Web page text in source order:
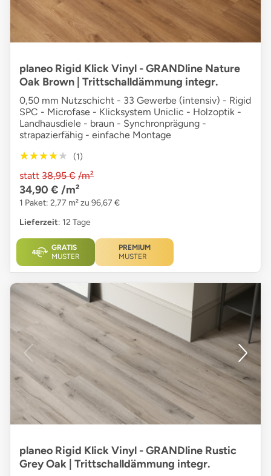
planeo Rigid Klick Vinyl - GRANDline Nature
Oak Brown | Trittschalldämmung integr.
0,50 mm Nutzschicht - 33 Gewerbe (intensiv) - Rigid
SPC - Microfase - Klicksystem Uniclic - Holzoptik -
Landhausdiele - braun - Synchronprägung -
strapazierfähig - einfache Montage
★★★★★
★★★★★ (1)
statt 38,95 € /m²
34,90 € /m²
1 Paket: 2,77 m² zu 96,67 €
Lieferzeit: 12 Tage
GRATIS
MUSTER
PREMIUM
MUSTER
planeo Rigid Klick Vinyl - GRANDline Rustic
Grey Oak | Trittschalldämmung integr.